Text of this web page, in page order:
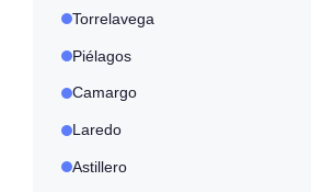
Torrelavega
Piélagos
Camargo
Laredo
Astillero